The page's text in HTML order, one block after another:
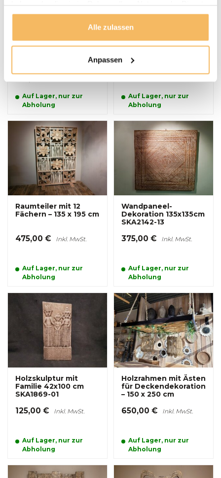
gesammelt haben.
Alle zulassen
Anpassen
Wurzelholz - rustikal
M
Auf Lager, nur zur
Abholung
Wandpaneel 140x140
cm SKA11-2331
395,00 €
Auf Lager, nur zur
Abholung
Raumteiler mit 12
Fächern – 135 x 195 cm
475,00 € Inkl. MwSt.
Auf Lager, nur zur
Abholung
Wandpaneel-
Dekoration 135x135cm
SKA2142-13
375,00 € Inkl. MwSt.
Auf Lager, nur zur
Abholung
Holzskulptur mit
Familie 42x100 cm
SKA1869-01
125,00 € Inkl. MwSt.
Auf Lager, nur zur
Abholung
Holzrahmen mit Ästen
für Deckendekoration
– 150 x 250 cm
650,00 € Inkl. MwSt.
Auf Lager, nur zur
Abholung